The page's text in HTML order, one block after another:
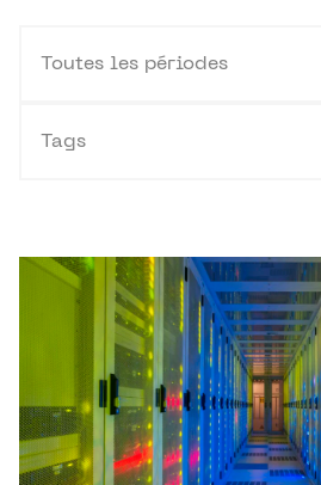
Toutes les périodes
Tags